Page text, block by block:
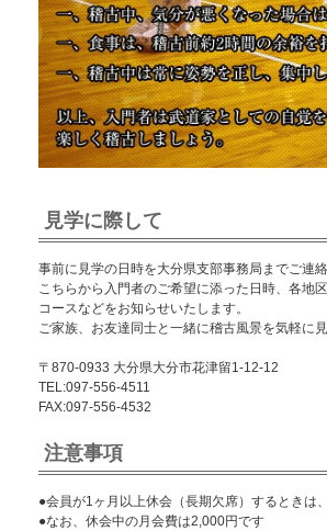
見学に際して
事前に見学の日時を大分県支部事務局までご連絡
こちらから入門者のご希望に添った日時、各地区
コースなどをお知らせいたします。
ご家族、お友達同士と一緒に稽古風景を気軽に
〒870-0933 大分県大分市花津留1-12-12
TEL:097-556-4511
FAX:097-556-4532
注意事項
●会員が1ヶ月以上休会（長期欠席）するときは
●なお、休会中の月会費は2,000円です